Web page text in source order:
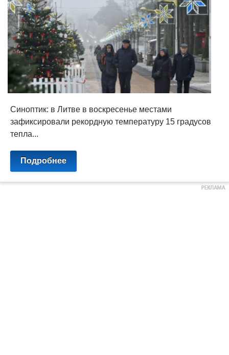
Синоптик: в Литве в воскресенье местами
зафиксировали рекордную температуру 15 градусов
тепла...
Подробнее